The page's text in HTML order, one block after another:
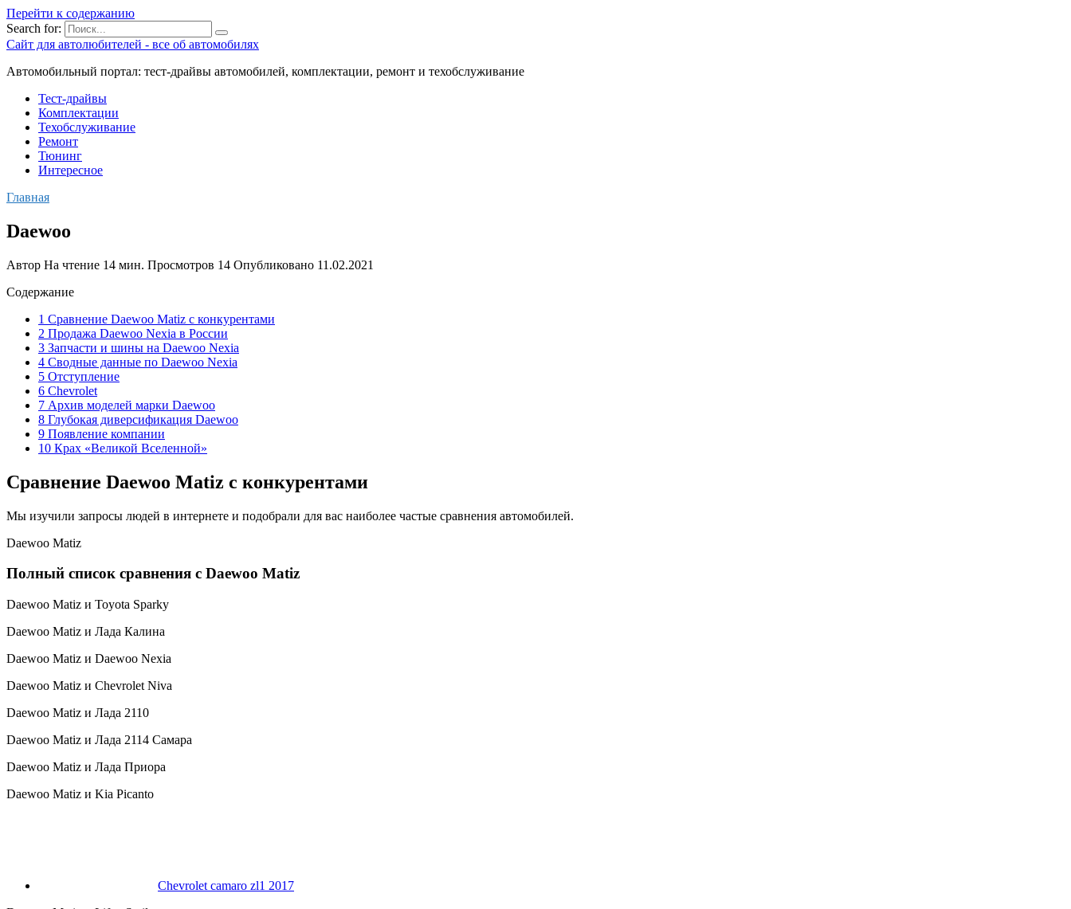
Перейти к содержанию
Search for:
Сайт для автолюбителей - все об автомобилях
Автомобильный портал: тест-драйвы автомобилей, комплектации, ремонт и техобслуживание
Тест-драйвы
Комплектации
Техобслуживание
Ремонт
Тюнинг
Интересное
Главная
Daewoo
Автор На чтение 14 мин. Просмотров 14 Опубликовано 11.02.2021
Содержание
1 Сравнение Daewoo Matiz с конкурентами
2 Продажа Daewoo Nexia в России
3 Запчасти и шины на Daewoo Nexia
4 Сводные данные по Daewoo Nexia
5 Отступление
6 Chevrolet
7 Архив моделей марки Daewoo
8 Глубокая диверсификация Daewoo
9 Появление компании
10 Крах «Великой Вселенной»
Сравнение Daewoo Matiz с конкурентами
Мы изучили запросы людей в интернете и подобрали для вас наиболее частые сравнения автомобилей.
Daewoo Matiz
Полный список сравнения с Daewoo Matiz
Daewoo Matiz и Toyota Sparky
Daewoo Matiz и Лада Калина
Daewoo Matiz и Daewoo Nexia
Daewoo Matiz и Chevrolet Niva
Daewoo Matiz и Лада 2110
Daewoo Matiz и Лада 2114 Самара
Daewoo Matiz и Лада Приора
Daewoo Matiz и Kia Picanto
Chevrolet camaro zl1 2017